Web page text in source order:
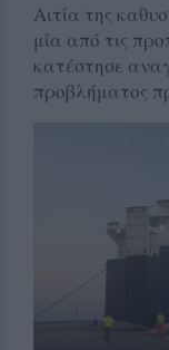
Αιτία της
μία από τις
κατέστησε
προβλήματος